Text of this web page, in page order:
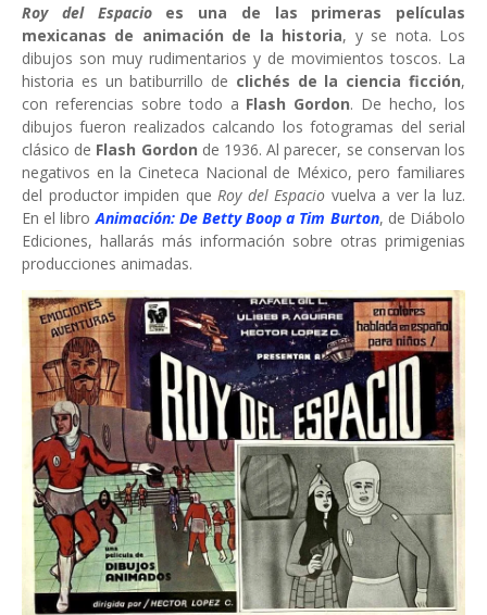
Roy del Espacioes una de las primeras películas
mexicanas de animación de la historia, y se nota. Los
dibujos son muy rudimentarios y de movimientos toscos. La
historia es un batiburrillo de clichés de la ciencia ficción,
con referencias sobre todo a Flash Gordon. De hecho, los
dibujos fueron realizados calcando los fotogramas del serial
clásico de Flash Gordon de 1936. Al parecer, se conservan los
negativos en la Cineteca Nacional de México, pero familiares
del productor impiden que Roy del Espacio vuelva a ver la luz.
En el libroAnimación: De Betty Boop a Tim Burton, de Diábolo
Ediciones, hallarás más información sobre otras primigenias
producciones animadas.